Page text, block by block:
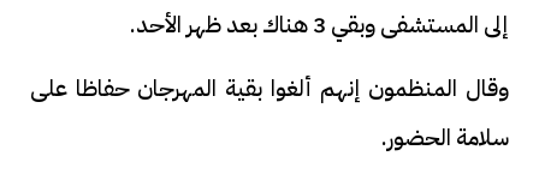
إلى المستشفى وبقي 3 هناك بعد ظهر الأحد.
وقال المنظمون إنهم ألغوا بقية المهرجان حفاظا على
سلامة الحضور.